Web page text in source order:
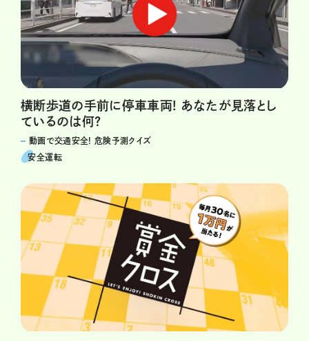
横断歩道の手前に停車車両! あなたが見落とし
ているのは何?
動画で交通安全! 危険予測クイズ
安全運転